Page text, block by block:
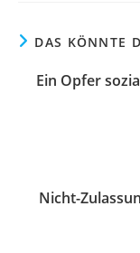
DAS KÖNNTE
Ein Opfer
Nicht-